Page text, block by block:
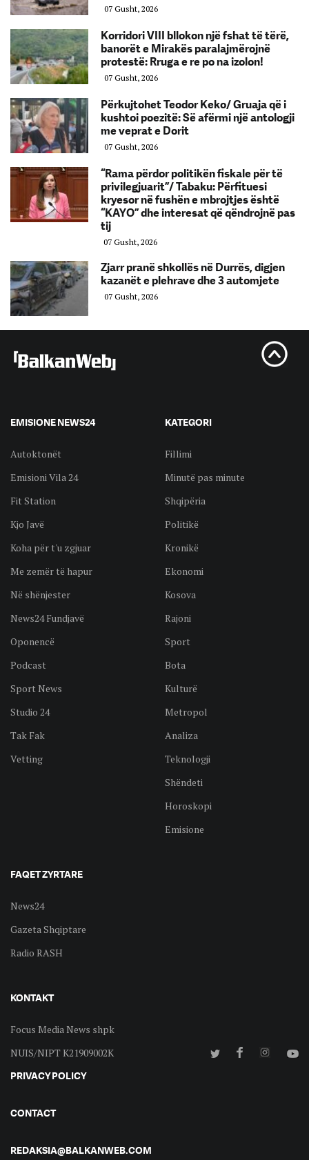
07 Gusht, 2026
Korridori VIII bllokon një fshat të tërë,
banorët e Mirakës paralajmërojnë
protestë: Rruga e re po na izolon!
07 Gusht, 2026
Përkujtohet Teodor Keko/ Gruaja që i
kushtoi poezitë: Së afërmi një antologji
me veprat e Dorit
07 Gusht, 2026
“Rama përdor politikën fiskale për të
privilegjuarit”/ Tabaku: Përfituesi
kryesor në fushën e mbrojtjes është
“KAYO” dhe interesat që qëndrojnë pas
tij
07 Gusht, 2026
Zjarr pranë shkollës në Durrës, digjen
kazanët e plehrave dhe 3 automjete
07 Gusht, 2026
EMISIONE NEWS24
Autoktonët
Emisioni Vila 24
Fit Station
Kjo Javë
Koha për t'u zgjuar
Me zemër të hapur
Në shënjester
News24 Fundjavë
Oponencë
Podcast
Sport News
Studio 24
Tak Fak
Vetting
KATEGORI
Fillimi
Minutë pas minute
Shqipëria
Politikë
Kronikë
Ekonomi
Kosova
Rajoni
Sport
Bota
Kulturë
Metropol
Analiza
Teknologji
Shëndeti
Horoskopi
Emisione
FAQET ZYRTARE
News24
Gazeta Shqiptare
Radio RASH
KONTAKT
Focus Media News shpk
NUIS/NIPT K21909002K
PRIVACY POLICY
CONTACT
REDAKSIA@BALKANWEB.COM